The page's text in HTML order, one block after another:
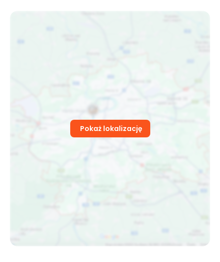
Pokaż lokalizację